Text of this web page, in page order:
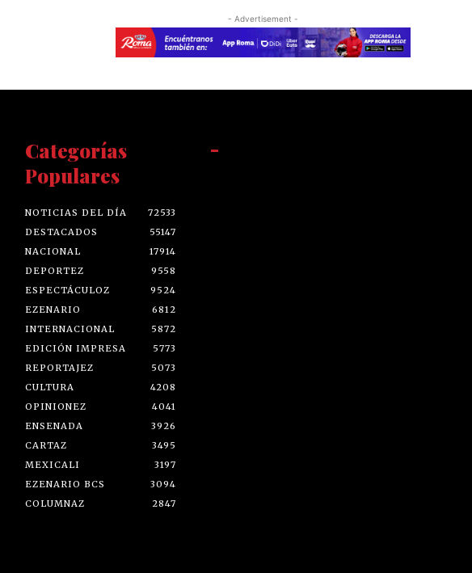
- Advertisement -
Categorías
Populares
NOTICIAS DEL DÍA
72533
DESTACADOS
55147
NACIONAL
17914
DEPORTEZ
9558
ESPECTÁCULOZ
9524
EZENARIO
6812
INTERNACIONAL
5872
EDICIÓN IMPRESA
5773
REPORTAJEZ
5073
CULTURA
4208
OPINIONEZ
4041
ENSENADA
3926
CARTAZ
3495
MEXICALI
3197
EZENARIO BCS
3094
COLUMNAZ
2847
-